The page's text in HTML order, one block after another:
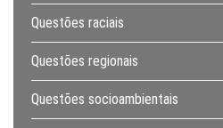
Questões raciais
Questões regionais
Questões socioambientais